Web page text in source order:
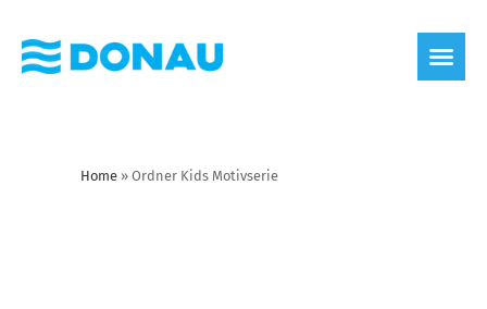
Home » Ordner Kids Motivserie